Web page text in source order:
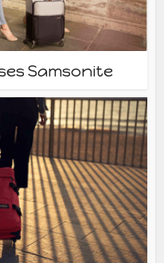
Samsonite